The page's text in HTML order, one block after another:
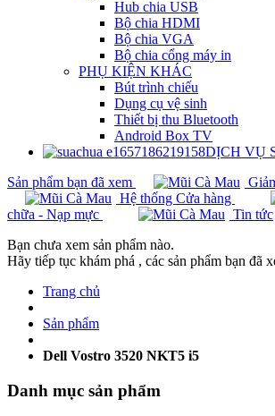
Hub chia USB
Bộ chia HDMI
Bộ chia VGA
Bộ chia cổng máy in
PHỤ KIỆN KHÁC
Bút trình chiếu
Dụng cụ vệ sinh
Thiết bị thu Bluetooth
Android Box TV
DỊCH VỤ
Sản phẩm bạn đã xem
Hệ thống Cửa hàng
chữa - Nạp mực
Tin tức
Bạn chưa xem sản phẩm nào.
Hãy tiếp tục khám phá , các sản phẩm bạn đã
Trang chủ
Sản phẩm
Dell Vostro 3520 NKT5 i5
Danh mục sản phẩm